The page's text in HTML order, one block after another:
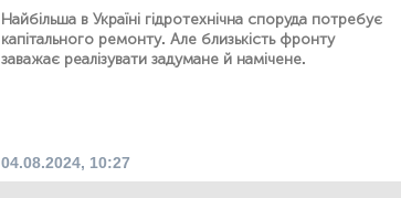
Найбільша в Україні гідротехнічна споруда потребує
капітального ремонту. Але близькість фронту
заважає реалізувати задумане й намічене.
04.08.2024, 10:27